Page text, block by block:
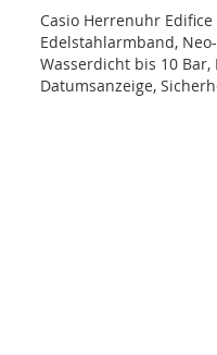
Casio Herrenuhr Edifice
Edelstahlarmband,
Wasserdicht bis 10
Datumsanzeige,